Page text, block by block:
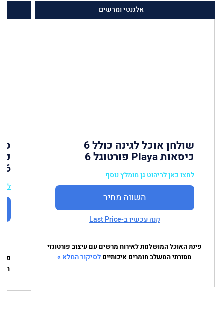
אלגנטי ומרשים
שולחן אוכל לגינה כולל 6
כיסאות Playa פורטוגל 6
לחצו כאן לריהוט גן מומלץ נוסף
השווה מחיר
קנה עכשיו ב-Last Price
פינת האוכל המושלמת לאירוח מרשים עם עיצוב פורטוגזי
מסורתי המשלב חומרים איכותיים לסיקור המלא »
6